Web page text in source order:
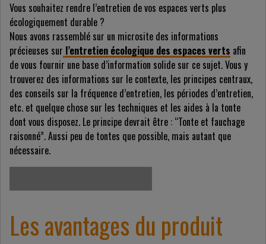
Vous souhaitez rendre l’entretien de vos espaces verts plus
écologiquement durable ?
Nous avons rassemblé sur un microsite des informations
précieuses sur l’entretien écologique des espaces verts afin
de vous fournir une base d’information solide sur ce sujet. Vous y
trouverez des informations sur le contexte, les principes centraux,
des conseils sur la fréquence d’entretien, les périodes d’entretien,
etc. et quelque chose sur les techniques et les aides à la tonte
dont vous disposez. Le principe devrait être : “Tonte et fauchage
raisonné”. Aussi peu de tontes que possible, mais autant que
nécessaire.
Les avantages du produit